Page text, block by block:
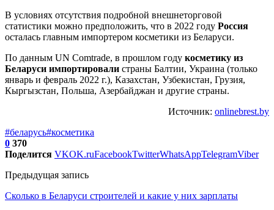
В условиях отсутствия подробной внешнеторговой
статистики можно предположить, что в 2022 году Россия
осталась главным импортером косметики из Беларуси.
По данным UN Comtrade, в прошлом году косметику из
Беларуси импортировали страны Балтии, Украина (только
январь и февраль 2022 г.), Казахстан, Узбекистан, Грузия,
Кыргызстан, Польша, Азербайджан и другие страны.
Источник: onlinebrest.by
#беларусь#косметика
0 370
Поделится VKOK.ruFacebookTwitterWhatsAppTelegramViber
Предыдущая запись
Сколько в Беларуси строителей и какие у них зарплаты